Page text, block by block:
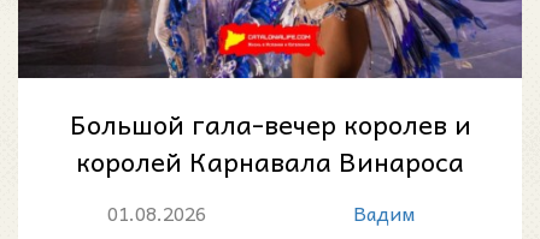
Большой гала-вечер королев и
королей Карнавала Винароса
2026: летняя ночь фантазии у
01.08.2026
Вадим